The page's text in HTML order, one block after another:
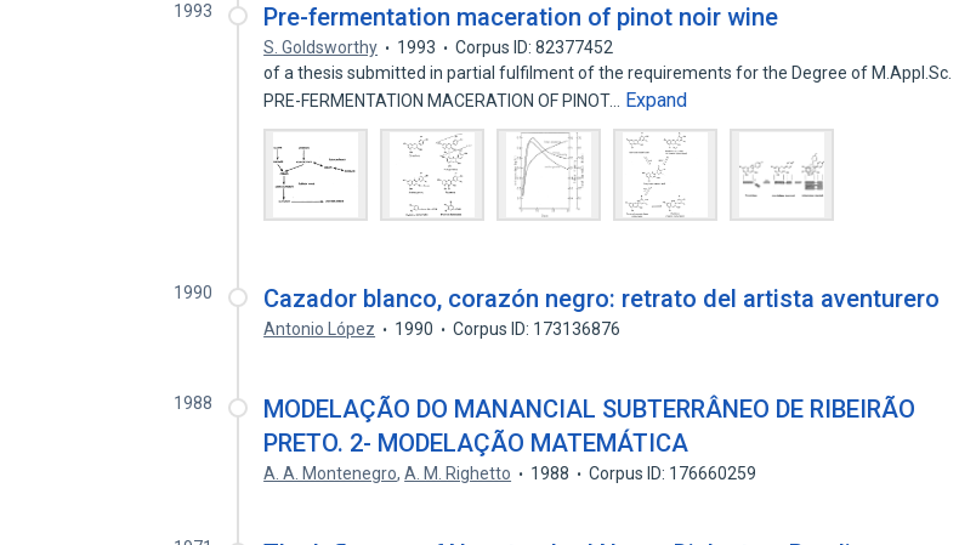
1993 Pre-fermentation maceration of pinot noir wine
S. Goldsworthy 1993
Corpus ID: 82377452
of a thesis submitted in partial fulfilment of the requirements for the Degree of M.Appl.Sc.
PRE-FERMENTATION MACERATION OF PINOT…
Expand
1990 Cazador blanco, corazón negro: retrato del artista aventurero
Antonio López 1990 Corpus ID: 173136876
1988
MODELAÇÃO DO MANANCIAL SUBTERRÂNEO DE RIBEIRÃO
PRETO. 2- MODELAÇÃO MATEMÁTICA
A. A. Montenegro,A. M. Righetto 1988 Corpus ID: 176660259